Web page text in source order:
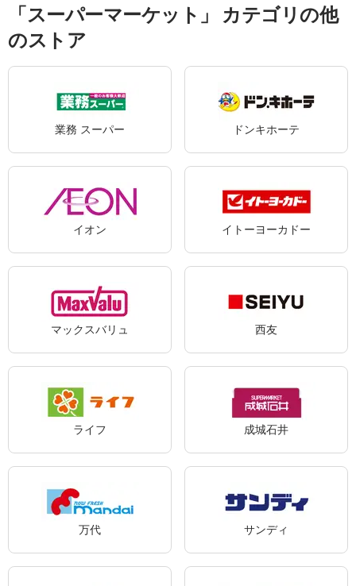
「スーパーマーケット」 カテゴリの他
のストア
業務 スーパー ドンキホーテ
イオン イトーヨーカドー
マックスバリュ 西友
ライフ 成城石井
万代 サンディ